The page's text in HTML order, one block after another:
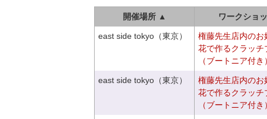
開催場所 ▲ ワークショ
east side tokyo（東京）
権藤先生店内のお
花で作るクラッチ
（ブートニア付き）
east side tokyo（東京）
権藤先生店内のお
花で作るクラッチ
（ブートニア付き）